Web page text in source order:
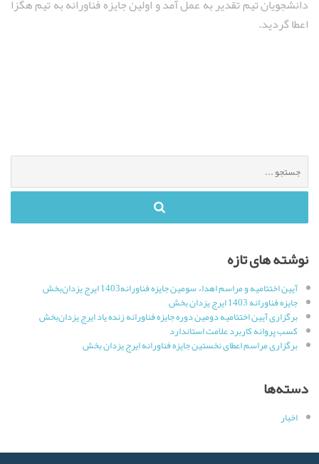
دانشجویان تیم تقدیر به عمل آمد و اولین جایزه فناورانه به تیم هگزا
اعطا گردید.
جستجو
برای
:
نوشته های تازه
آیین اختتامیه و مراسم اهداء سومین جایزه فناورانه1403 ایرج یزدان‌بخش
جایزه فناورانه 1403 ایرج یزدان بخش
برگزاری آیین اختتامیه دومین دوره جایزه فناورانه زنده یاد ایرج یزدان‌بخش
کسب پروانه کاربرد علامت استاندارد
برگزاری مراسم اعطای نخستین جایزه فناورانه ایرج یزدان بخش
دسته‌ها
اخبار